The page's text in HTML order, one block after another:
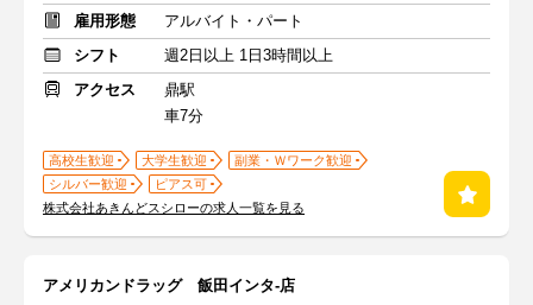
雇用形態
アルバイト・パート
シフト
週2日以上 1日3時間以上
アクセス
鼎駅
車7分
高校生歓迎 大学生歓迎
副業・Ｗワーク歓迎
シルバー歓迎
ピアス可
株式会社あきんどスシローの求人一覧を見る
アメリカンドラッグ 飯田インタ-店